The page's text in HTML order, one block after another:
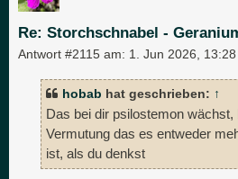
Re: Storchschnabel -
Antwort #2115 am: 1. Jun 2026, 13:28
hobab hat geschrieben: ↑
Das bei dir psilostemon
Vermutung das es entweder
ist, als du denkst